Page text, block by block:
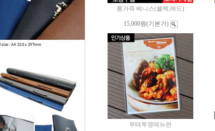
통가죽 베니스(블랙,레드)
15,000원(기본가)
무테투명메뉴판